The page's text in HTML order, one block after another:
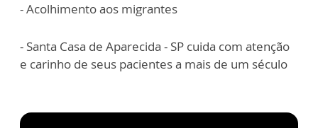
- Acolhimento aos migrantes
- Santa Casa de Aparecida - SP cuida com atenção
e carinho de seus pacientes a mais de um século